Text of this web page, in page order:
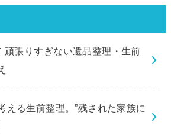
頑張りすぎない遺品整理・生前
える生前整理。”残された家族に